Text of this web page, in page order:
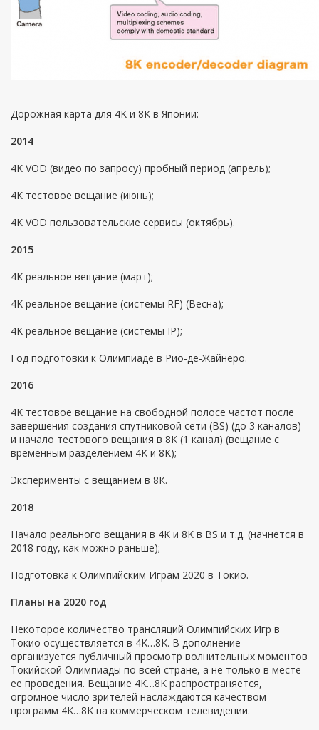
Дорожная карта для 4K и 8K в Японии:
2014
4K VOD (видео по запросу) пробный период (апрель);
4K тестовое вещание (июнь);
4K VOD пользовательские сервисы (октябрь).
2015
4K реальное вещание (март);
4K реальное вещание (системы RF) (Весна);
4K реальное вещание (системы IP);
Год подготовки к Олимпиаде в Рио-де-Жайнеро.
2016
4K тестовое вещание на свободной полосе частот после
завершения создания спутниковой сети (BS) (до 3 каналов)
и начало тестового вещания в 8K (1 канал) (вещание с
временным разделением 4K и 8K);
Эксперименты с вещанием в 8К.
2018
Начало реального вещания в 4K и 8K в BS и т.д. (начнется в
2018 году, как можно раньше);
Подготовка к Олимпийским Играм 2020 в Токио.
Планы на 2020 год
Некоторое количество трансляций Олимпийских Игр в
Токио осуществляется в 4K…8K. В дополнение
организуется публичный просмотр волнительных моментов
Токийской Олимпиады по всей стране, а не только в месте
ее проведения. Вещание 4K…8K распространяется,
огромное число зрителей наслаждаются качеством
программ 4K…8K на коммерческом телевидении.